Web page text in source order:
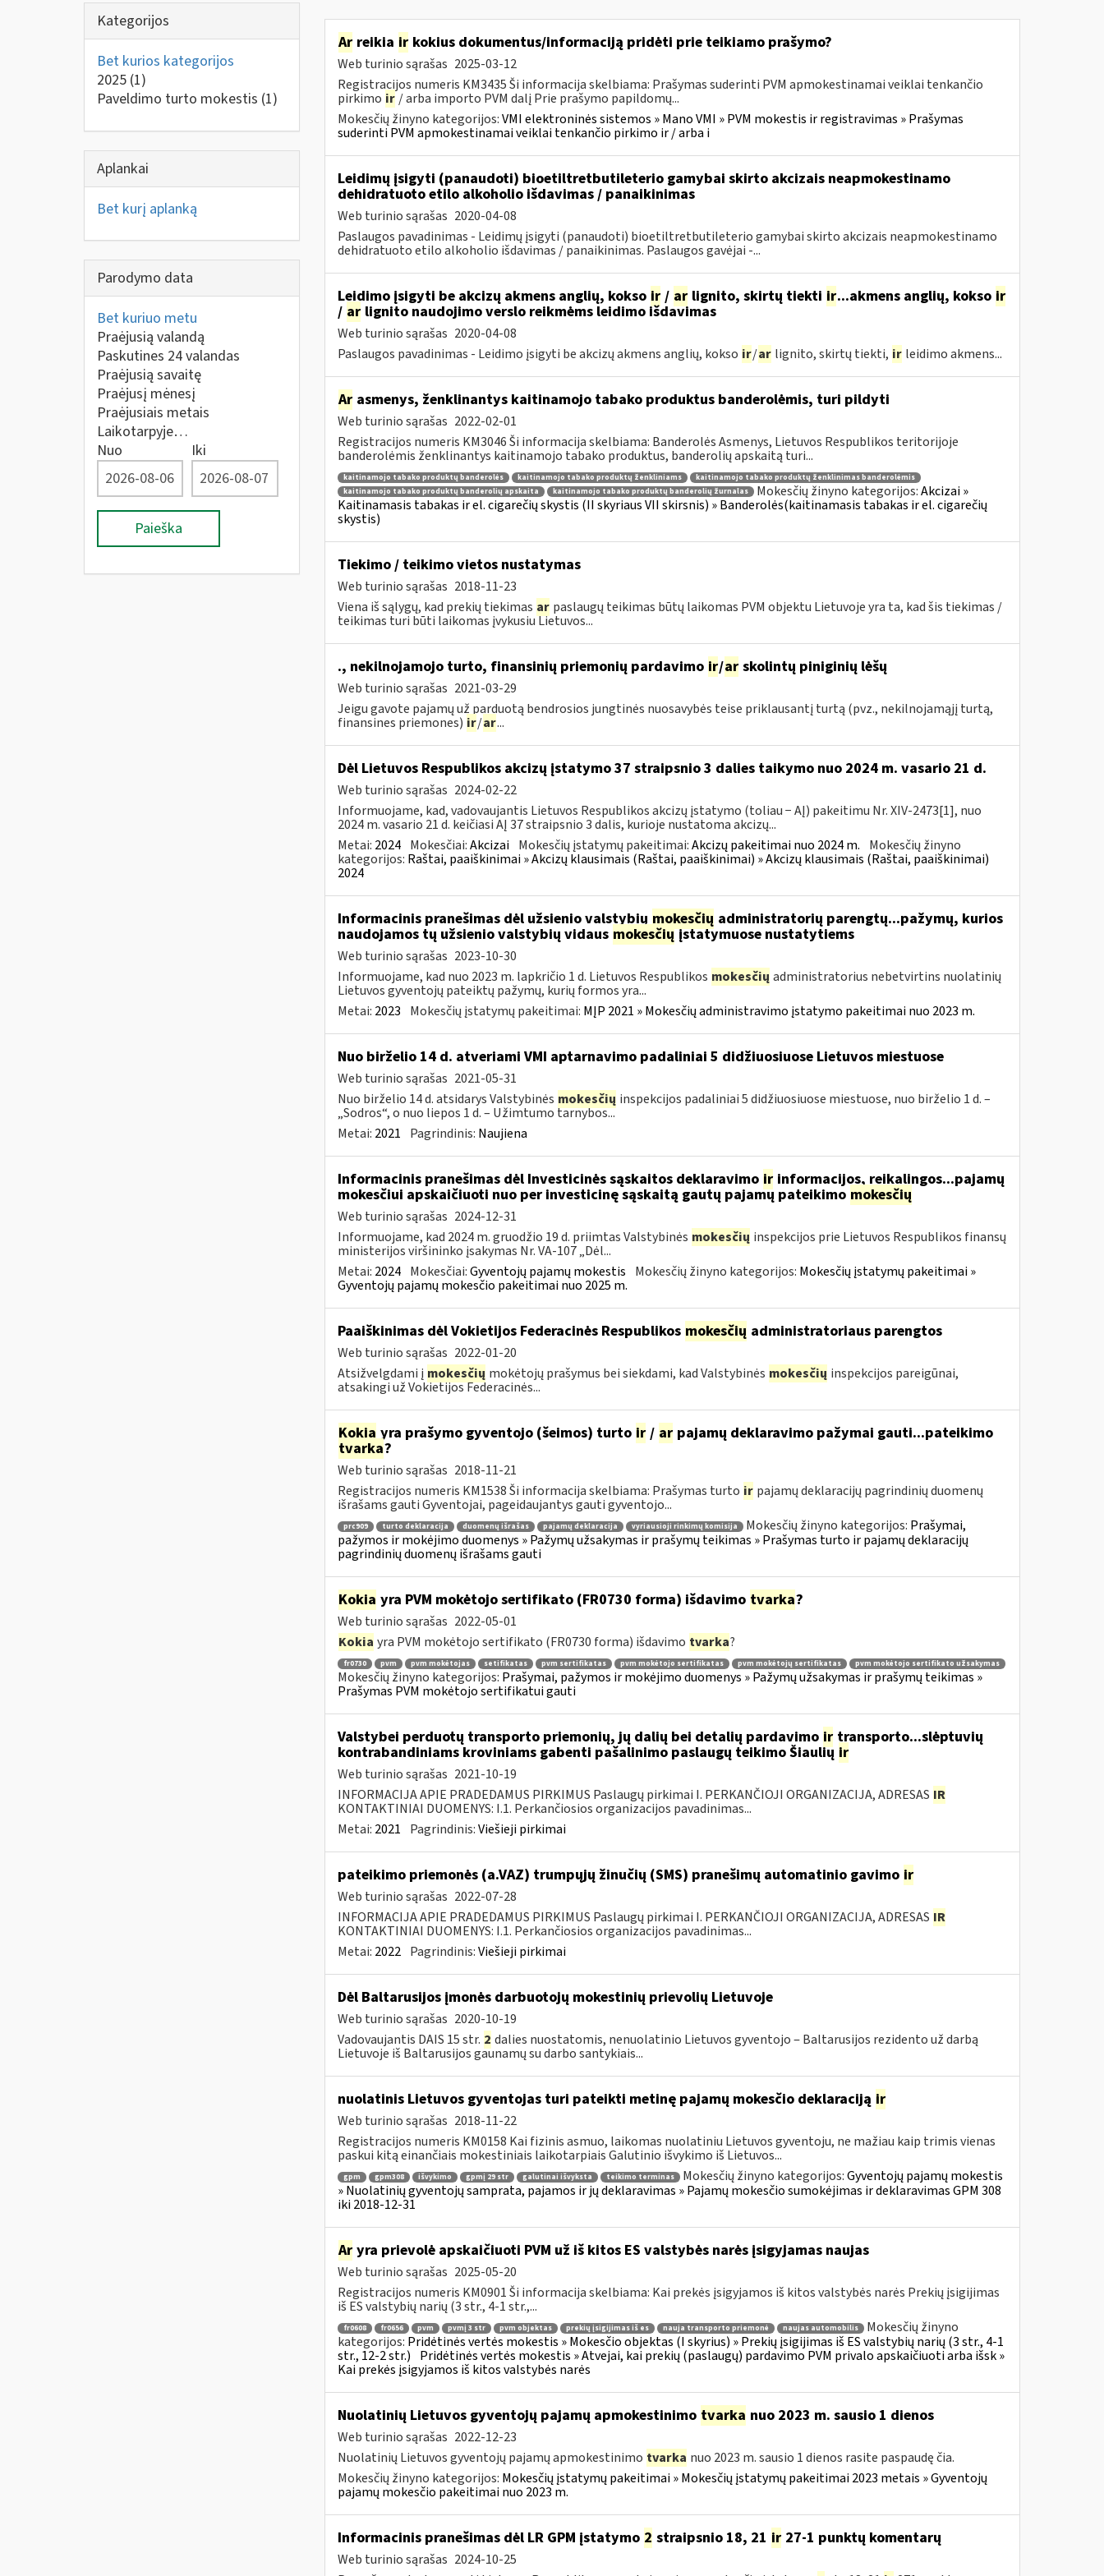
Kategorijos
Bet kurios kategorijos
2025 (1)
Paveldimo turto mokestis (1)
Aplankai
Bet kurį aplanką
Parodymo data
Bet kuriuo metu
Praėjusią valandą
Paskutines 24 valandas
Praėjusią savaitę
Praėjusį mėnesį
Praėjusiais metais
Laikotarpyje…
Nuo
Iki
Paieška
Arreikia irkokius dokumentus/informaciją pridėti prie teikiamo prašymo?
Web turinio sąrašas 2025-03-12
Registracijos numeris KM3435 Ši informacija skelbiama: Prašymas suderinti PVM apmokestinamai veiklai tenkančio
pirkimo ir / arba importo PVM dalį Prie prašymo papildomų...
Mokesčių žinyno kategorijos:VMI elektroninės sistemos » Mano VMI » PVM mokestis ir registravimas » Prašymas
suderinti PVM apmokestinamai veiklai tenkančio pirkimo ir / arba i
Leidimų įsigyti (panaudoti) bioetiltretbutileterio gamybai skirto akcizais neapmokestinamo
dehidratuoto etilo alkoholio išdavimas / panaikinimas
Web turinio sąrašas 2020-04-08
Paslaugos pavadinimas - Leidimų įsigyti (panaudoti) bioetiltretbutileterio gamybai skirto akcizais neapmokestinamo
dehidratuoto etilo alkoholio išdavimas / panaikinimas. Paslaugos gavėjai -...
Leidimo įsigyti be akcizų akmens anglių, kokso ir/ arlignito, skirtų tiekti ir...akmens anglių, kokso ir
/ arlignito naudojimo verslo reikmėms leidimo išdavimas
Web turinio sąrašas 2020-04-08
Paslaugos pavadinimas - Leidimo įsigyti be akcizų akmens anglių, kokso ir/ar lignito, skirtų tiekti, ir leidimo akmens...
Arasmenys, ženklinantys kaitinamojo tabako produktus banderolėmis, turi pildyti
Web turinio sąrašas 2022-02-01
Registracijos numeris KM3046 Ši informacija skelbiama: Banderolės Asmenys, Lietuvos Respublikos teritorijoje
banderolėmis ženklinantys kaitinamojo tabako produktus, banderolių apskaitą turi...
kaitinamojo tabako produktų banderolės kaitinamojo tabako produktų ženkliniams
kaitinamojo tabako produktų ženklinimas banderolėmis
kaitinamojo tabako produktų banderolių apskaita
kaitinamojo tabako produktų banderolių žurnalas Mokesčių žinyno kategorijos:Akcizai »
Kaitinamasis tabakas ir el. cigarečių skystis (II skyriaus VII skirsnis) » Banderolės(kaitinamasis tabakas ir el. cigarečių
skystis)
Tiekimo / teikimo vietos nustatymas
Web turinio sąrašas 2018-11-23
Viena iš sąlygų, kad prekių tiekimas ar paslaugų teikimas būtų laikomas PVM objektu Lietuvoje yra ta, kad šis tiekimas /
teikimas turi būti laikomas įvykusiu Lietuvos...
., nekilnojamojo turto, finansinių priemonių pardavimo ir/arskolintų piniginių lėšų
Web turinio sąrašas 2021-03-29
Jeigu gavote pajamų už parduotą bendrosios jungtinės nuosavybės teise priklausantį turtą (pvz., nekilnojamąjį turtą,
finansines priemones) ir/ar...
Dėl Lietuvos Respublikos akcizų įstatymo 37 straipsnio 3 dalies taikymo nuo 2024 m. vasario 21 d.
Web turinio sąrašas 2024-02-22
Informuojame, kad, vadovaujantis Lietuvos Respublikos akcizų įstatymo (toliau − AĮ) pakeitimu Nr. XIV-2473[1], nuo
2024 m. vasario 21 d. keičiasi AĮ 37 straipsnio 3 dalis, kurioje nustatoma akcizų...
Metai: 2024 Mokesčiai:Akcizai Mokesčių įstatymų pakeitimai:Akcizų pakeitimai nuo 2024 m. Mokesčių žinyno
kategorijos: Raštai, paaiškinimai » Akcizų klausimais (Raštai, paaiškinimai) » Akcizų klausimais (Raštai, paaiškinimai)
2024
Informacinis pranešimas dėl užsienio valstybiųmokesčių administratorių parengtų...pažymų, kurios
naudojamos tų užsienio valstybių vidaus mokesčiųįstatymuose nustatytiems
Web turinio sąrašas 2023-10-30
Informuojame, kad nuo 2023 m. lapkričio 1 d. Lietuvos Respublikos mokesčių administratorius nebetvirtins nuolatinių
Lietuvos gyventojų pateiktų pažymų, kurių formos yra...
Metai: 2023 Mokesčių įstatymų pakeitimai: MĮP 2021 » Mokesčių administravimo įstatymo pakeitimai nuo 2023 m.
Nuo birželio 14 d. atveriami VMI aptarnavimo padaliniai 5 didžiuosiuose Lietuvos miestuose
Web turinio sąrašas 2021-05-31
Nuo birželio 14 d. atsidarys Valstybinės mokesčių inspekcijos padaliniai 5 didžiuosiuose miestuose, nuo birželio 1 d. –
„Sodros“, o nuo liepos 1 d. – Užimtumo tarnybos...
Metai: 2021 Pagrindinis: Naujiena
Informacinis pranešimas dėl Investicinės sąskaitos deklaravimo irinformacijos, reikalingos...pajamų
mokesčiui apskaičiuoti nuo per investicinę sąskaitą gautų pajamų pateikimo mokesčių
Web turinio sąrašas 2024-12-31
Informuojame, kad 2024 m. gruodžio 19 d. priimtas Valstybinės mokesčių inspekcijos prie Lietuvos Respublikos finansų
ministerijos viršininko įsakymas Nr. VA-107 „Dėl...
Metai: 2024 Mokesčiai:Gyventojų pajamų mokestis Mokesčių žinyno kategorijos: Mokesčių įstatymų pakeitimai »
Gyventojų pajamų mokesčio pakeitimai nuo 2025 m.
Paaiškinimas dėl Vokietijos Federacinės Respublikos mokesčių administratoriaus parengtos
Web turinio sąrašas 2022-01-20
Atsižvelgdami į mokesčių mokėtojų prašymus bei siekdami, kad Valstybinės mokesčių inspekcijos pareigūnai,
atsakingi už Vokietijos Federacinės...
Kokiayra prašymo gyventojo (šeimos) turto ir/ arpajamų deklaravimo pažymai gauti...pateikimo
tvarka?
Web turinio sąrašas 2018-11-21
Registracijos numeris KM1538 Ši informacija skelbiama: Prašymas turto ir pajamų deklaracijų pagrindinių duomenų
išrašams gauti Gyventojai, pageidaujantys gauti gyventojo...
prc909 turto deklaracija duomenų išrašas pajamų deklaracija vyriausioji rinkimų komisija Mokesčių žinyno kategorijos: Prašymai,
pažymos ir mokėjimo duomenys » Pažymų užsakymas ir prašymų teikimas » Prašymas turto ir pajamų deklaracijų
pagrindinių duomenų išrašams gauti
Kokia yra PVM mokėtojo sertifikato (FR0730 forma) išdavimo tvarka?
Web turinio sąrašas 2022-05-01
Kokia yra PVM mokėtojo sertifikato (FR0730 forma) išdavimo tvarka?
fr0730 pvm pvm mokėtojas setifikatas pvm sertifikatas pvm mokėtojo sertifikatas pvm mokėtojų sertifikatas pvm mokėtojo sertifikato užsakymas
Mokesčių žinyno kategorijos: Prašymai, pažymos ir mokėjimo duomenys » Pažymų užsakymas ir prašymų teikimas »
Prašymas PVM mokėtojo sertifikatui gauti
Valstybei perduotų transporto priemonių, jų dalių bei detalių pardavimo irtransporto...slėptuvių
kontrabandiniams kroviniams gabenti pašalinimo paslaugų teikimo Šiaulių ir
Web turinio sąrašas 2021-10-19
INFORMACIJA APIE PRADEDAMUS PIRKIMUS Paslaugų pirkimai I. PERKANČIOJI ORGANIZACIJA, ADRESAS IR
KONTAKTINIAI DUOMENYS: I.1. Perkančiosios organizacijos pavadinimas...
Metai: 2021 Pagrindinis:Viešieji pirkimai
pateikimo priemonės (a.VAZ) trumpųjų žinučių (SMS) pranešimų automatinio gavimo ir
Web turinio sąrašas 2022-07-28
INFORMACIJA APIE PRADEDAMUS PIRKIMUS Paslaugų pirkimai I. PERKANČIOJI ORGANIZACIJA, ADRESAS IR
KONTAKTINIAI DUOMENYS: I.1. Perkančiosios organizacijos pavadinimas...
Metai: 2022 Pagrindinis:Viešieji pirkimai
Dėl Baltarusijos įmonės darbuotojų mokestinių prievolių Lietuvoje
Web turinio sąrašas 2020-10-19
Vadovaujantis DAIS 15 str. 2 dalies nuostatomis, nenuolatinio Lietuvos gyventojo ‒ Baltarusijos rezidento už darbą
Lietuvoje iš Baltarusijos gaunamų su darbo santykiais...
nuolatinis Lietuvos gyventojas turi pateikti metinę pajamų mokesčio deklaraciją ir
Web turinio sąrašas 2018-11-22
Registracijos numeris KM0158 Kai fizinis asmuo, laikomas nuolatiniu Lietuvos gyventoju, ne mažiau kaip trimis vienas
paskui kitą einančiais mokestiniais laikotarpiais Galutinio išvykimo iš Lietuvos...
gpm gpm308 išvykimo gpmį 29 str galutinai išvyksta teikimo terminas Mokesčių žinyno kategorijos:Gyventojų pajamų mokestis
» Nuolatinių gyventojų samprata, pajamos ir jų deklaravimas » Pajamų mokesčio sumokėjimas ir deklaravimas GPM 308
iki 2018-12-31
Aryra prievolė apskaičiuoti PVM už iš kitos ES valstybės narės įsigyjamas naujas
Web turinio sąrašas 2025-05-20
Registracijos numeris KM0901 Ši informacija skelbiama: Kai prekės įsigyjamos iš kitos valstybės narės Prekių įsigijimas
iš ES valstybių narių (3 str., 4-1 str.,...
fr0608 fr0656 pvm pvmį 3 str pvm objektas prekių įsigijimas iš es nauja transporto priemonė naujas automobilis
Mokesčių žinyno
kategorijos: Pridėtinės vertės mokestis » Mokesčio objektas (I skyrius) » Prekių įsigijimas iš ES valstybių narių (3 str., 4-1
str., 12-2 str.) Pridėtinės vertės mokestis » Atvejai, kai prekių (paslaugų) pardavimo PVM privalo apskaičiuoti arba išsk »
Kai prekės įsigyjamos iš kitos valstybės narės
Nuolatinių Lietuvos gyventojų pajamų apmokestinimo tvarka nuo 2023 m. sausio 1 dienos
Web turinio sąrašas 2022-12-23
Nuolatinių Lietuvos gyventojų pajamų apmokestinimo tvarka nuo 2023 m. sausio 1 dienos rasite paspaudę čia.
Mokesčių žinyno kategorijos: Mokesčių įstatymų pakeitimai » Mokesčių įstatymų pakeitimai 2023 metais » Gyventojų
pajamų mokesčio pakeitimai nuo 2023 m.
Informacinis pranešimas dėl LR GPM įstatymo 2 straipsnio 18, 21 ir27-1 punktų komentarų
Web turinio sąrašas 2024-10-25